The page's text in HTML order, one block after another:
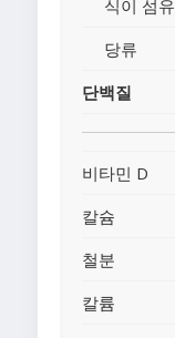
식이 섬유
당류
단백질
비타민 D
칼슘
철분
칼륨